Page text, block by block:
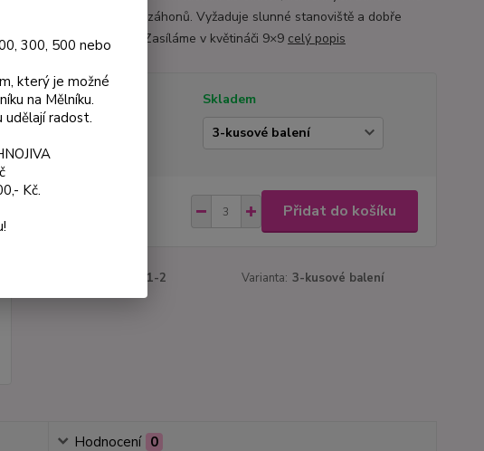
okraje trvalkových záhonů. Vyžaduje slunné stanoviště a dobře
propustnou půdu. Zasíláme v květináči 9×9 celý popis
Dostupnost
Skladem
Přidat do košíku
3051-2 Varianta: 3-kusové balení
Hodnocení 0
300, 500 nebo
který je možné
na Mělníku.
udělají radost.
Kč.